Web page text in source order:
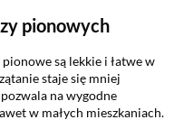
pionowych
są lekkie i łatwe w
staje się mniej
na wygodne
w małych mieszkaniach.